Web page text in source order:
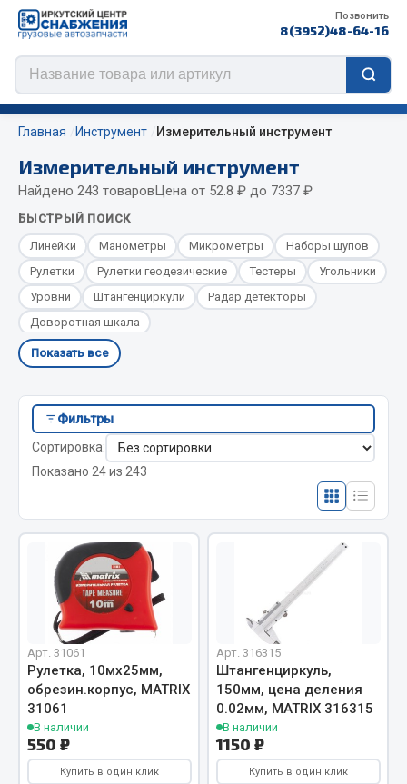
Позвонить
8(3952)48-64-16
Цепи противоскольжения
ЦЕПИ РОССИЯ
ЦЕПИ BOHU (Китай)
Изготовление цепей на колеса BOHU
QITONG
Весь раздел
Отопители салона, подогреватели
Автономные воздушные отопители
Подогреватели тосола
Весь раздел
Автотовары
Автозвук
Автокаталоги
Аксессуары автомобильные
Аптечки и знаки автомобильные
Брызговики
Главная Инструмент Измерительный инструмент
Измерительный инструмент
Найдено 243 товаровЦена от 52.8 ₽ до 7337 ₽
БЫСТРЫЙ ПОИСК
Линейки Манометры Микрометры
Наборы щупов
Рулетки
Рулетки геодезические Тестеры
Угольники
Уровни
Штангенциркули
Радар детекторы
Доворотная шкала
Показать все
Фильтры
Сортировка:
Показано 24 из 243
Арт. 31061
Рулетка, 10мх25мм,
обрезин.корпус, MATRIX
31061
В наличии
550 ₽
Купить в один клик
Арт. 316315
Штангенциркуль,
150мм, цена деления
0.02мм, MATRIX 316315
В наличии
1150 ₽
Купить в один клик